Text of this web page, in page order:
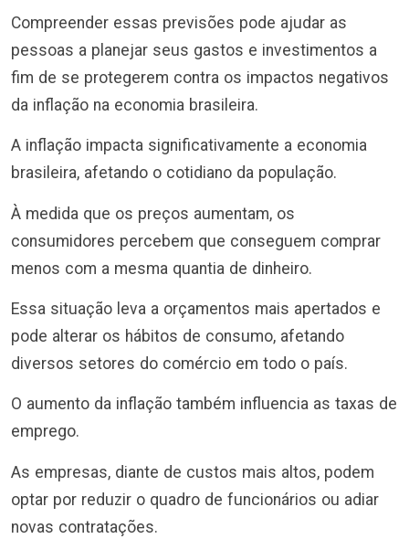
Compreender essas previsões pode ajudar as
pessoas a planejar seus gastos e investimentos a
fim de se protegerem contra os impactos negativos
da inflação na economia brasileira.
A inflação impacta significativamente a economia
brasileira, afetando o cotidiano da população.
À medida que os preços aumentam, os
consumidores percebem que conseguem comprar
menos com a mesma quantia de dinheiro.
Essa situação leva a orçamentos mais apertados e
pode alterar os hábitos de consumo, afetando
diversos setores do comércio em todo o país.
O aumento da inflação também influencia as taxas de
emprego.
As empresas, diante de custos mais altos, podem
optar por reduzir o quadro de funcionários ou adiar
novas contratações.